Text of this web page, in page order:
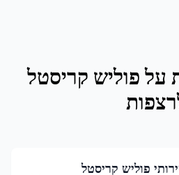
עלפוליש קריסטל
פוליש קריסטל